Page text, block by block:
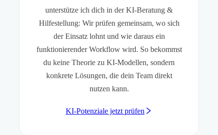
unterstütze ich dich in der KI-Beratung &
Hilfestellung: Wir prüfen gemeinsam, wo sich
der Einsatz lohnt und wie daraus ein
funktionierender Workflow wird. So bekommst
du keine Theorie zu KI-Modellen, sondern
konkrete Lösungen, die dein Team direkt
nutzen kann.
KI-Potenziale jetzt prüfen